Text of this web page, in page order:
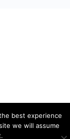
best experience
we will assume